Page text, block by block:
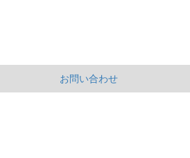
お問い合わせ